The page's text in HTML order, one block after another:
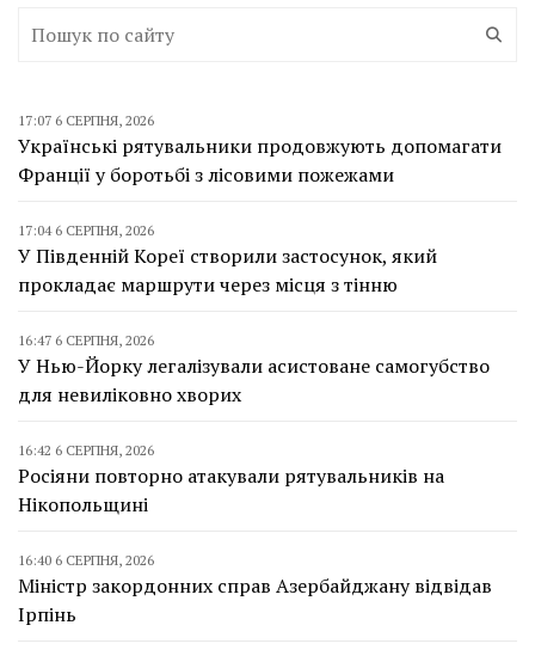
17:07 6 СЕРПНЯ, 2026
Українські рятувальники продовжують допомагати
Франції у боротьбі з лісовими пожежами
17:04 6 СЕРПНЯ, 2026
У Південній Кореї створили застосунок, який
прокладає маршрути через місця з тінню
16:47 6 СЕРПНЯ, 2026
У Нью-Йорку легалізували асистоване самогубство
для невиліковно хворих
16:42 6 СЕРПНЯ, 2026
Росіяни повторно атакували рятувальників на
Нікопольщині
16:40 6 СЕРПНЯ, 2026
Міністр закордонних справ Азербайджану відвідав
Ірпінь